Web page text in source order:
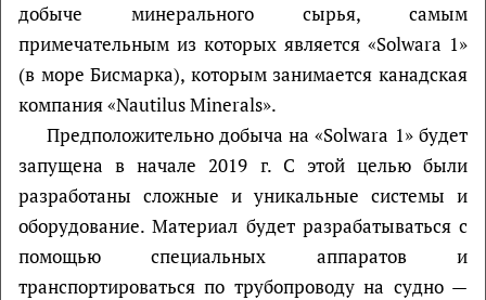
добыче минерального сырья, самым
примечательным из которых является «Solwara 1»
(в море Бисмарка), которым занимается канадская
компания «Nautilus Minerals».
Предположительно добыча на «Solwara 1» будет
запущена в начале 2019 г. С этой целью были
разработаны сложные и уникальные системы и
оборудование. Материал будет разрабатываться с
помощью специальных аппаратов и
транспортироваться по трубопроводу на судно —